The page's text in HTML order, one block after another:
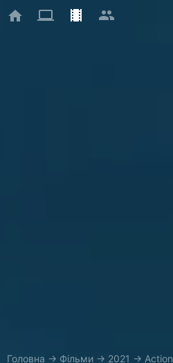
Головна → Фільми → 2021 → Action